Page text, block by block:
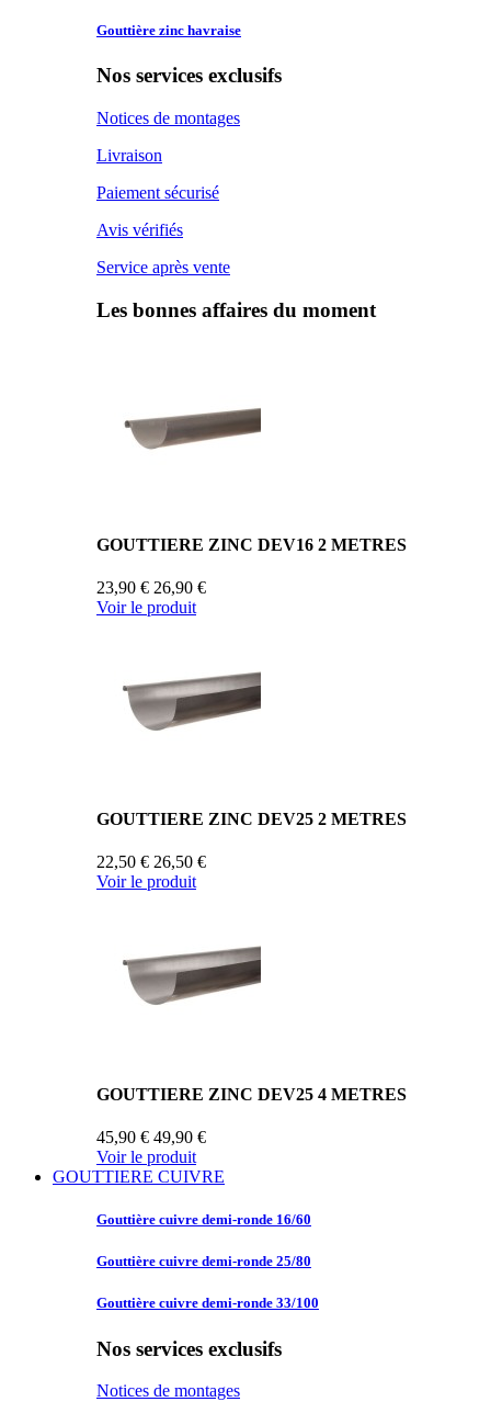
Gouttière zinc havraise
Nos services exclusifs
Notices de montages
Livraison
Paiement sécurisé
Avis vérifiés
Service après vente
Les bonnes affaires du moment
GOUTTIERE ZINC DEV16 2 METRES
23,90 € 26,90 €
Voir le produit
GOUTTIERE ZINC DEV25 2 METRES
22,50 € 26,50 €
Voir le produit
GOUTTIERE ZINC DEV25 4 METRES
45,90 € 49,90 €
Voir le produit
GOUTTIERE CUIVRE
Gouttière cuivre demi-ronde 16/60
Gouttière cuivre demi-ronde 25/80
Gouttière cuivre demi-ronde 33/100
Nos services exclusifs
Notices de montages